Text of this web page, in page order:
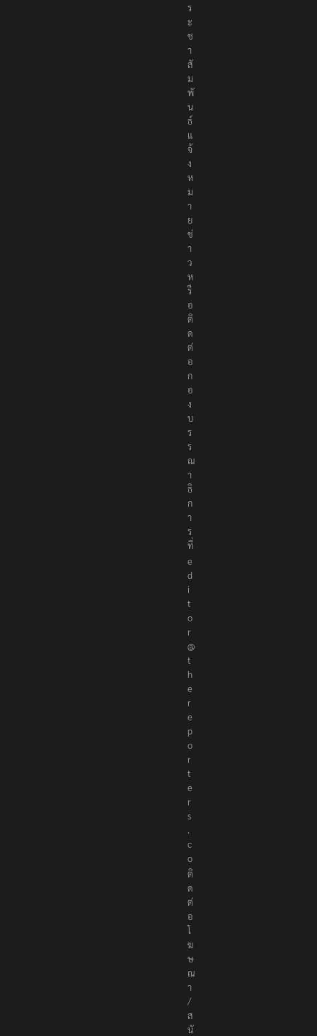
ป
ร
ะ
ช
า
สั
ม
พั
น
ธ์
แ
จ้
ง
ห
ม
า
ย
ข่
า
ว
ห
รื
อ
ติ
ด
ต่
อ
ก
อ
ง
บ
ร
ร
ณ
า
ธิ
ก
า
ร
ที่
e
d
i
t
o
r
@
t
h
e
r
e
p
o
r
t
e
r
s
.
c
o
ติ
ด
ต่
อ
โ
ฆ
ษ
ณ
า
/
ส